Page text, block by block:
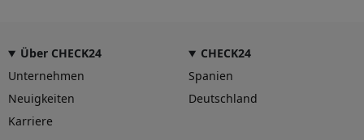
Über CHECK24
Unternehmen
Neuigkeiten
Karriere
CHECK24
Spanien
Deutschland